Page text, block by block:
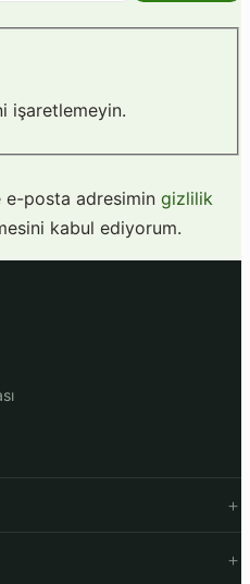
işaretlemeyin.
e-posta adresimin gizlilik
kabul ediyorum.